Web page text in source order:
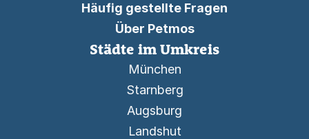
Häufig gestellte Fragen
Über Petmos
Städte im Umkreis
München
Starnberg
Augsburg
Landshut